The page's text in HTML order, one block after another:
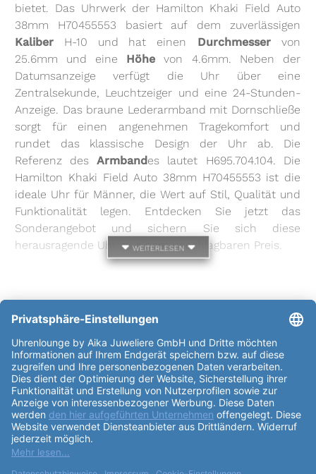
bietet. Das Uhrwerk der Hamilton Khaki Field Auto
38mm H70455553 basiert auf dem zuverlässigen
Kaliber H-10 und hat einen Durchmesser von
25.6mm und eine Höhe von 4.6mm. Neben der
Datumsanzeige verfügt die Uhr über eine
Zentralsekunde, Leuchtzeiger und eine 24-Stunden-
Anzeige. Das braune Lederarmband mit Dornschließe
sorgt für einen angenehmen Tragekomfort und
rundet das klassische Design der Uhr ab. Die
Referenz desArmbandes lautet H695.704.104. Die
Hamilton Khaki Field Auto 38mm H70455553 ist die
ideale Uhr für Männer, die Wert auf Stil, Qualität und
Funktionalität legen. Entdecken Sie jetzt das
Sonderangebot und sichern Sie sich diese
herausragende Uhr zu einem unschlagbaren Preis.
weiterlesen